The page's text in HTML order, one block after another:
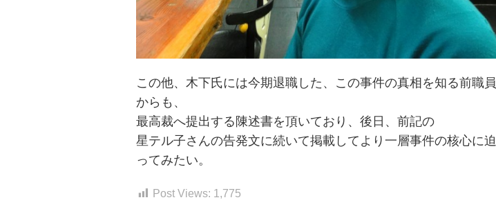
この他、木下氏には今期退職した、この事件の真相を知る前職員
からも、
最高裁へ提出する陳述書を頂いており、後日、前記の
星テル子さんの告発文に続いて掲載してより一層事件の核心に迫
ってみたい。
Post Views: 1,775